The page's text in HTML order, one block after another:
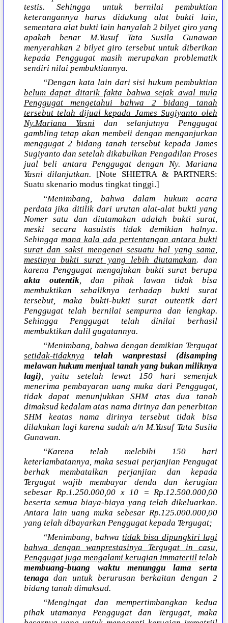
testis. Sehingga untuk bernilai pembuktian
keterangannya harus didukung alat bukti lain,
sementara alat bukti lain hanyalah 2 bilyet giro yang
apakah benar M.Yusuf Tata Susila Gunawan
menyerahkan 2 bilyet giro tersebut untuk diberikan
kepada Penggugat masih merupakan problematik
sendiri nilai pembuktiannya.
“Dengan kata lain dari sisi hukum pembuktian
belum dapat ditarik fakta bahwa sejak awal mula
Penggugat mengetahui bahwa 2 bidang tanah
tersebut telah dijual kepada James Sugiyanto oleh
Ny.Mariana Yasni dan selanjutnya Penggugat
gambling tetap akan membeli dengan menganjurkan
menggugat 2 bidang tanah tersebut kepada James
Sugiyanto dan setelah dikabulkan Pengadilan Proses
jual beli antara Penggugat dengan Ny. Mariana
Yasni dilanjutkan. [Note SHIETRA & PARTNERS:
Suatu skenario modus tingkat tinggi.]
“Menimbang, bahwa dalam hukum acara
perdata jika ditilik dari urutan alat-alat bukti yang
Nomer satu dan diutamakan adalah bukti surat,
meski secara kasuistis tidak demikian halnya.
Sehingga mana kala ada pertentangan antara bukti
surat dan saksi mengenai sesuatu hal yang sama,
mestinya bukti surat yang lebih diutamakan. dan
karena Penggugat mengajukan bukti surat berupa
akta outentik, dan pihak lawan tidak bisa
membuktikan sebaliknya terhadap bukti surat
tersebut, maka bukti-bukti surat outentik dari
Penggugat telah bernilai sempurna dan lengkap.
Sehingga Penggugat telah dinilai berhasil
membuktikan dalil gugatannya.
“Menimbang, bahwa dengan demikian Tergugat
setidak-tidaknya
telah wanprestasi (disamping
melawan hukum menjual tanah yang bukan miliknya
lagi), yaitu setelah lewat 150 hari semenjak
menerima pembayaran uang muka dari Penggugat,
tidak dapat menunjukkan SHM atas dua tanah
dimaksud kedalam atas nama dirinya dan penerbitan
SHM keatas nama dirinya tersebut tidak bisa
dilakukan lagi karena sudah a/n M.Yusuf Tata Susila
Gunawan.
“Karena telah melebihi 150 hari
keterlambatannya, maka sesuai perjanjian Pengugat
berhak membatalkan perjanjian dan kepada
Tergugat wajib membayar denda dan kerugian
sebesar Rp.1.250.000,00 x 10 = Rp.12.500.000,00
beserta semua biaya-biaya yang telah dikeluarkan.
Antara lain uang muka sebesar Rp.125.000.000,00
yang telah dibayarkan Penggugat kepada Tergugat;
“Menimbang, bahwatidak bisa dipungkiri lagi
bahwa dengan wanprestasinya Tergugat in casu,
Penggugat juga mengalami kerugian immateriiltelah
membuang-buang waktu menunggu lama serta
tenaga dan untuk berurusan berkaitan dengan 2
bidang tanah dimaksud.
“Mengingat dan mempertimbangkan kedua
pihak utamanya Penggugat dan Tergugat, maka